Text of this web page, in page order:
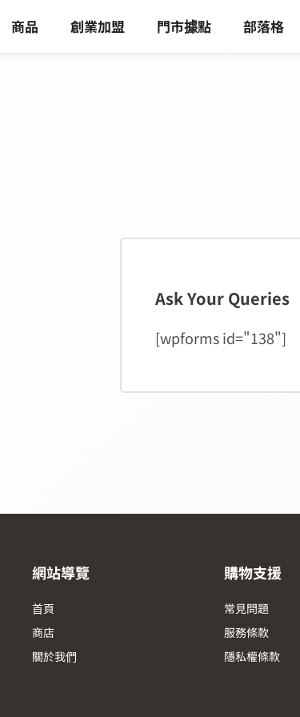
商品 創業加盟 門市據點 部落格
Ask Your Queries
[wpforms id="138"]
網站導覽
首頁
商店
關於我們
購物支援
常見問題
服務條款
隱私權條款